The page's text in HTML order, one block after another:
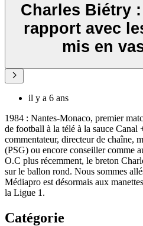
Charles Biétry
rapport avec
mis en
il y a 6 ans
1984 : Nantes-Monaco, premier
de football à la télé à la sauce Canal
commentateur, directeur de chaîne,
(PSG) ou encore conseiller comme
O.C plus récemment, le breton
sur le ballon rond. Nous sommes
Médiapro est désormais aux
la Ligue 1.
Catégorie